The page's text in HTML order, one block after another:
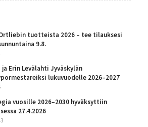
tuotteista 2026 – tee tilauksesi
9.8.
Erin Levälahti Jyväskylän
lukuvuodelle 2026–2027
vuosille 2026–2030 hyväksyttiin
27.4.2026